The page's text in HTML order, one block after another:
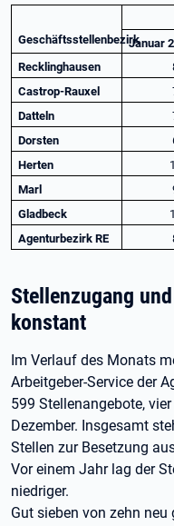
GeschäftsstellenbezirkJanuar
Recklinghausen
Castrop-Rauxel
Datteln
Dorsten
Herten
Marl
Gladbeck
Agenturbezirk RE
Stellenzugang
konstant
Im Verlauf des Monats
Arbeitgeber-Service der
599 Stellenangebote,
Dezember. Insgesamt
Stellen zur Besetzung
Vor einem Jahr lag der
niedriger.
Gut sieben von zehn